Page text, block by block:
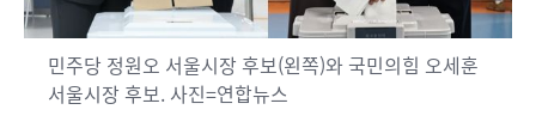
민주당 정원오 서울시장 후보(왼쪽)와 국민의힘 오세훈
서울시장 후보. 사진=연합뉴스